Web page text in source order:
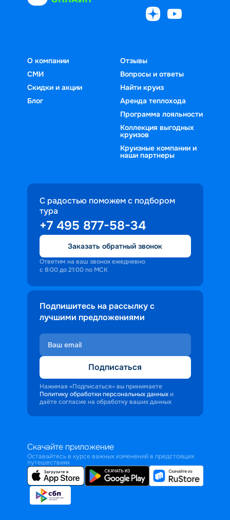
О компании
СМИ
Скидки и акции
Блог
Отзывы
Вопросы и ответы
Найти круиз
Аренда теплохода
Программа лояльности
Коллекция выгодных
круизов
Круизные компании и
наши партнеры
С радостью поможем с подбором
тура
+7 495 877-58-34
Заказать обратный звонок
Ответим на ваш звонок ежедневно
с 8:00 до 21:00 по МСК
Подпишитесь на рассылку с
лучшими предложениями
Подписаться
Нажимая «Подписаться» вы принимаете
Политику обработки персональных данных и
даёте согласие на обработку ваших данных
Скачайте приложение
Оставайтесь в курсе важных изменений в предстоящих
путешествиях